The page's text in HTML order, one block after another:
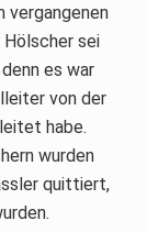
vergangenen
Hölscher sei
es war
von der
habe.
wurden
quittiert,